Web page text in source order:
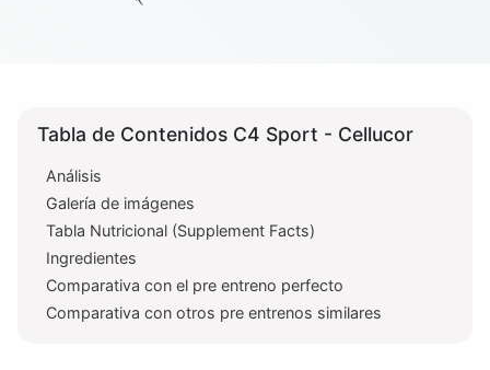
Tabla de Contenidos C4 Sport - Cellucor
Análisis
Galería de imágenes
Tabla Nutricional (Supplement Facts)
Ingredientes
Comparativa con el pre entreno perfecto
Comparativa con otros pre entrenos similares